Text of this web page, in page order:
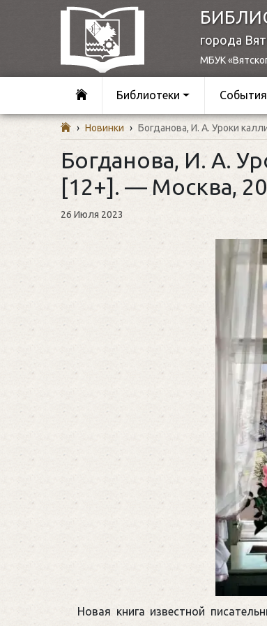
города
МБУК
Библиотеки События
› Новинки › Богданова, И. А. Уроки
Богданова, И. А.
[12+]. — Москва,
26 Июля 2023
Новая книга известной